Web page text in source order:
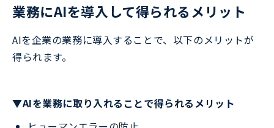
業務にAIを導入して得られるメリット
AIを企業の業務に導入することで、以下のメリットが
得られます。
▼AIを業務に取り入れることで得られるメリット